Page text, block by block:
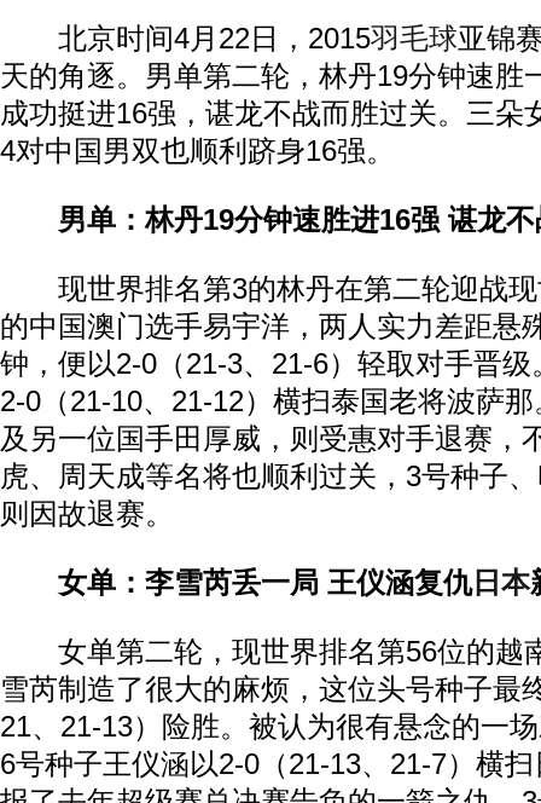
北京时间4月22日，2015羽毛球亚锦
天的角逐。男单第二轮，林丹19分钟速胜
成功挺进16强，谌龙不战而胜过关。三朵
4对中国男双也顺利跻身16强。
男单：林丹19分钟速胜进16强 谌龙不
现世界排名第3的林丹在第二轮迎战现
的中国澳门选手易宇洋，两人实力差距悬
钟，便以2-0（21-3、21-6）轻取对手晋
2-0（21-10、21-12）横扫泰国老将波萨
及另一位国手田厚威，则受惠对手退赛，
虎、周天成等名将也顺利过关，3号种子
则因故退赛。
女单：李雪芮丢一局 王仪涵复仇日本
女单第二轮，现世界排名第56位的越
雪芮制造了很大的麻烦，这位头号种子最
21、21-13）险胜。被认为很有悬念的一
6号种子王仪涵以2-0（21-13、21-7）横